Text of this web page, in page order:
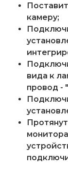
камеру;
вида к
провод -